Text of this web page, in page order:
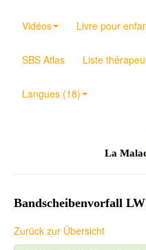
Vidéos Livre pour
SBS Atlas Liste
Langues (18)
La
Bandscheibenvorfall
Zurück zur Übersicht